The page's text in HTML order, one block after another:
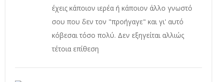
έχεις κάποιον ιερέα ή κάποιον άλλο γνωστό
σου που δεν τον "προήγαγε" και γι' αυτό
κόβεσαι τόσο πολύ. Δεν εξηγείται αλλιώς
τέτοια επίθεση